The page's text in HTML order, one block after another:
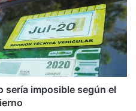
sería imposible según el